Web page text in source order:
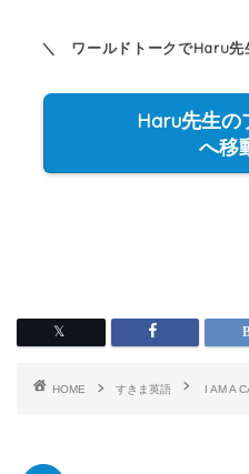
＼ ワールドトークでHaru先
Haru先生の
へ移
HOME すきま英語 I AM A